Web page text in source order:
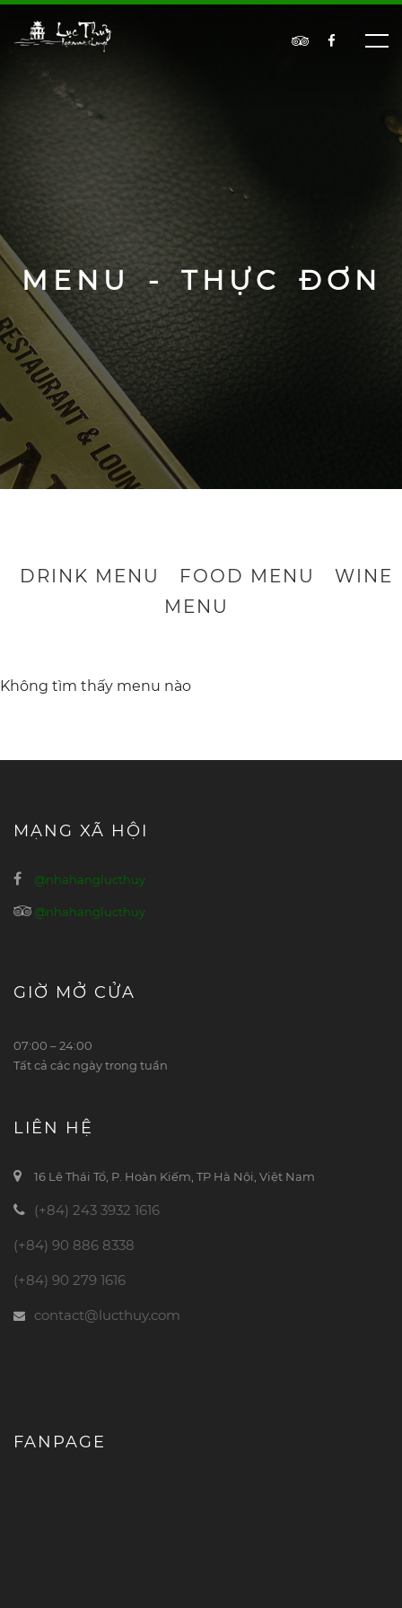
MENU - THỰC ĐƠN
DRINK MENU FOOD MENU
WINE
MENU
Không tìm thấy menu nào
MẠNG XÃ HỘI
@nhahanglucthuy
@nhahanglucthuy
GIỜ MỞ CỬA
07:00 – 24:00
Tất cả các ngày trong tuần
LIÊN HỆ
16 Lê Thái Tổ, P. Hoàn Kiếm, TP Hà Nội, Việt Nam
(+84) 243 3932 1616
(+84) 90 886 8338
(+84) 90 279 1616
contact@lucthuy.com
FANPAGE